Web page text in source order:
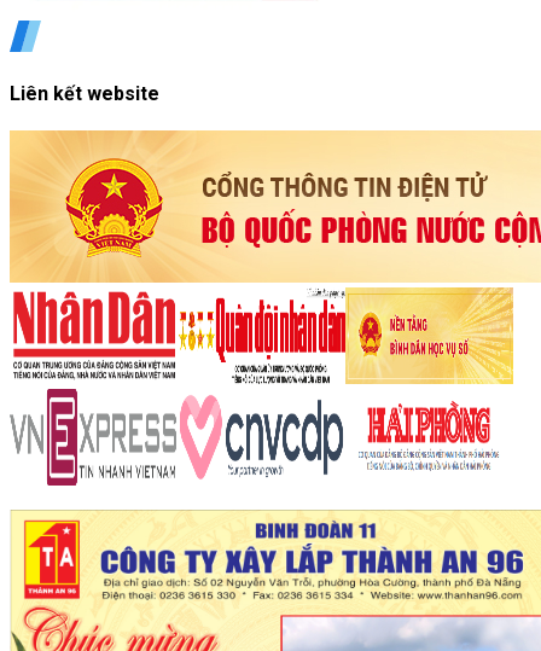
Liên kết website